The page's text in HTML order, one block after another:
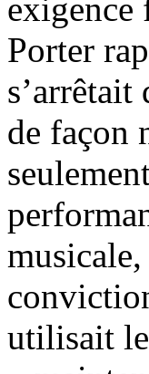
exigence
Porter
de façon
utilisait